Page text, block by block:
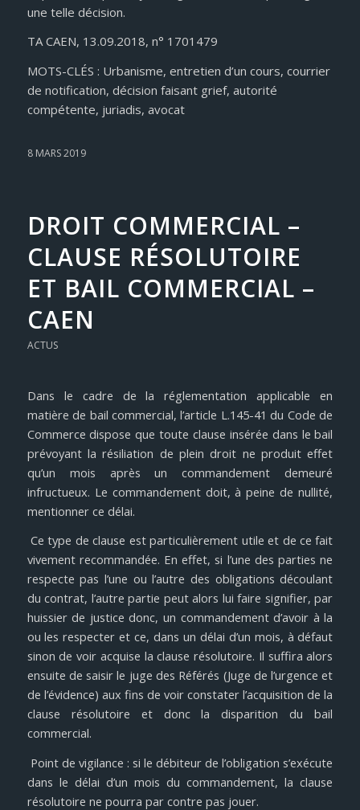
une telle décision.
TA CAEN, 13.09.2018, n° 1701479
MOTS-CLÉS : Urbanisme, entretien d’un cours, courrier
de notification, décision faisant grief, autorité
compétente, juriadis, avocat
8 MARS 2019
DROIT COMMERCIAL –
CLAUSE RÉSOLUTOIRE
ET BAIL COMMERCIAL –
CAEN
ACTUS
Dans le cadre de la réglementation applicable en
matière de bail commercial, l’article L.145-41 du Code de
Commerce dispose que toute clause insérée dans le bail
prévoyant la résiliation de plein droit ne produit effet
qu’un mois après un commandement demeuré
infructueux. Le commandement doit, à peine de nullité,
mentionner ce délai.
Ce type de clause est particulièrement utile et de ce fait
vivement recommandée. En effet, si l’une des parties ne
respecte pas l’une ou l’autre des obligations découlant
du contrat, l’autre partie peut alors lui faire signifier, par
huissier de justice donc, un commandement d’avoir à la
ou les respecter et ce, dans un délai d’un mois, à défaut
sinon de voir acquise la clause résolutoire. Il suffira alors
ensuite de saisir le juge des Référés (Juge de l’urgence et
de l’évidence) aux fins de voir constater l’acquisition de la
clause résolutoire et donc la disparition du bail
commercial.
Point de vigilance : si le débiteur de l’obligation s’exécute
dans le délai d’un mois du commandement, la clause
résolutoire ne pourra par contre pas jouer.